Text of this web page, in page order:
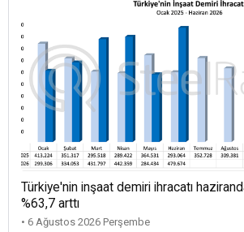
Türkiye'nin inşaat demiri ihracatı
%63,7 arttı
• 6 Ağustos 2026 Perşembe